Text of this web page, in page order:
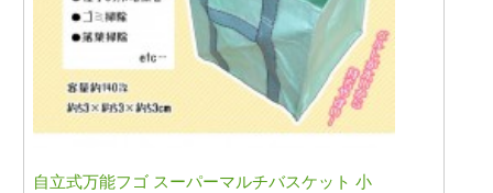
自立式万能フゴ スーパーマルチバスケット 小